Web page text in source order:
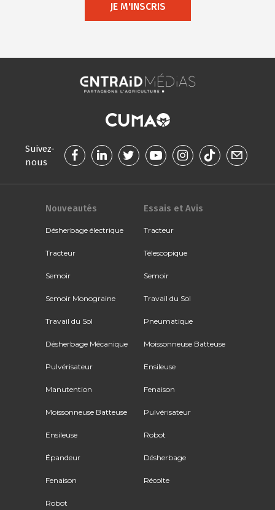
JE M'INSCRIS
Suivez-
nous
Nouveautés
Désherbage électrique
Tracteur
Semoir
Semoir Monograine
Travail du Sol
Désherbage Mécanique
Pulvérisateur
Manutention
Moissonneuse Batteuse
Ensileuse
Épandeur
Fenaison
Robot
Essais et Avis
Tracteur
Télescopique
Semoir
Travail du Sol
Pneumatique
Moissonneuse Batteuse
Ensileuse
Fenaison
Pulvérisateur
Robot
Désherbage
Récolte